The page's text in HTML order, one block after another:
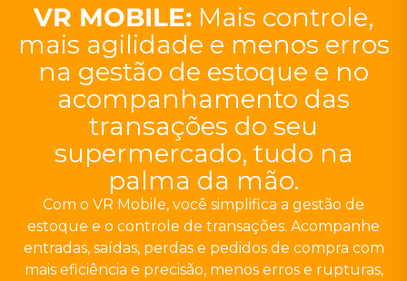
VR MOBILE: Mais controle,
mais agilidade e menos erros
na gestão de estoque e no
acompanhamento das
transações do seu
supermercado, tudo na
palma da mão.
Com o VR Mobile, você simplifica a gestão de
estoque e o controle de transações. Acompanhe
entradas, saídas, perdas e pedidos de compra com
mais eficiência e precisão, menos erros e rupturas,